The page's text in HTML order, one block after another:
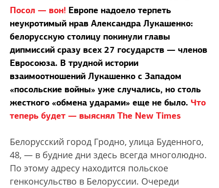
Посол — вон! Европе надоело терпеть
неукротимый нрав Александра Лукашенко:
белорусскую столицу покинули главы
дипмиссий сразу всех 27 государств — членов
Евросоюза. В трудной истории
взаимоотношений Лукашенко с Западом
«посольские войны» уже случались, но столь
жесткого «обмена ударами» еще не было. Что
теперь будет — выяснял The New Times
Белорусский город Гродно, улица Буденного,
48, — в будние дни здесь всегда многолюдно.
По этому адресу находится польское
генконсульство в Белоруссии. Очереди